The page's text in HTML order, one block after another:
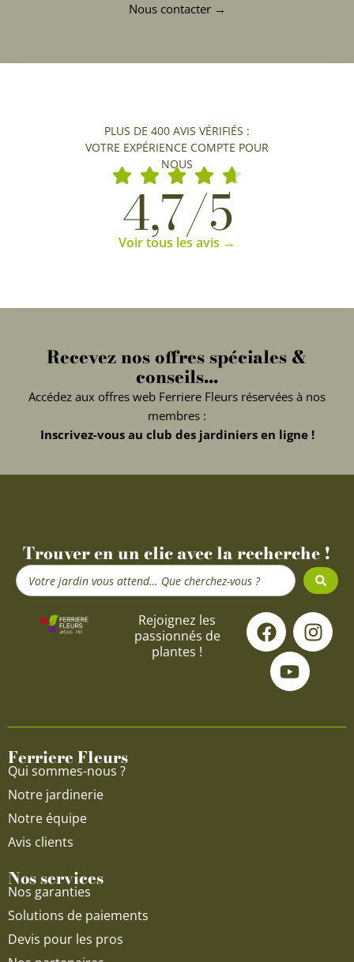
Nous contacter →
PLUS DE 400 AVIS VÉRIFIÉS :
VOTRE EXPÉRIENCE COMPTE POUR
NOUS
4,7/5
Voir tous les avis →
Recevez nos offres spéciales &
conseils...
Accédez aux offres web Ferriere Fleurs réservées à nos
membres :
Inscrivez-vous au club des jardiniers en ligne !
Trouver en un clic avec la recherche !
Search
...
Rejoignez les
passionnés de
plantes !
F
a
c
e
o
I
n
s
g
Y
o
u
t
u
b
Ferriere Fleurs
Qui sommes-nous ?
Notre jardinerie
Notre équipe
Avis clients
Nos services
Nos garanties
Solutions de paiements
Devis pour les pros